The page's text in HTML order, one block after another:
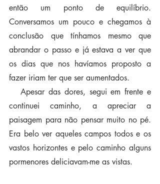
então um ponto de equilíbrio.
Conversamos um pouco e chegamos à
conclusão que tínhamos mesmo que
abrandar o passo e já estava a ver que
os dias que nos havíamos proposto a
fazer iriam ter que ser aumentados.
   Apesar das dores, segui em frente e
continuei caminho, a apreciar a
paisagem para não pensar muito no pé.
Era belo ver aqueles campos todos e os
vastos horizontes e pelo caminho alguns
pormenores deliciavam-me as vistas.